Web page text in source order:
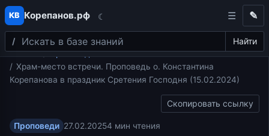
Перейти к содержимому
КВ Корепанов.рф ☾
Поиск Найти
✎
Главная
Проповеди
Храм-место встречи. Проповедь о. Константина
Корепанова в праздник Сретения Господня (15.02.2024)
Скопировать ссылку
Проповеди 27.02.20254 мин чтения